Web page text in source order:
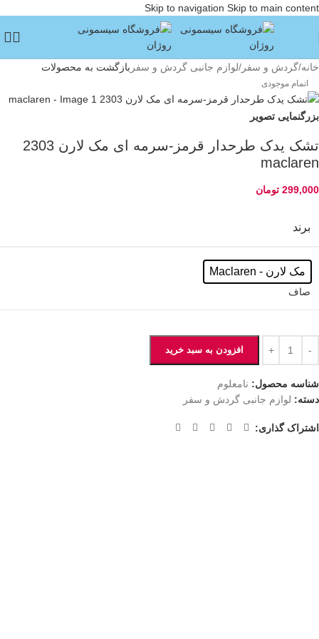
Skip to navigation Skip to main content
خانه/گردش و سفر /لوازم جانبی گردش و سفر بازگشت به محصولات
اتمام موجودی
بزرگنمایی تصویر
تشک یدک طرحدار قرمز-سرمه ای مک لارن 2303
maclaren
299,000 تومان
برند
مک لارن - Maclaren
صاف
افزودن به سبد خرید
شناسه محصول: نامعلوم
دسته: لوازم جانبی گردش و سفر
اشتراک گذاری: